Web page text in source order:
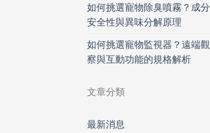
如何挑選寵物除臭噴霧？成分
安全性與異味分解原理
如何挑選寵物監視器？遠端觀
察與互動功能的規格解析
文章分類
最新消息